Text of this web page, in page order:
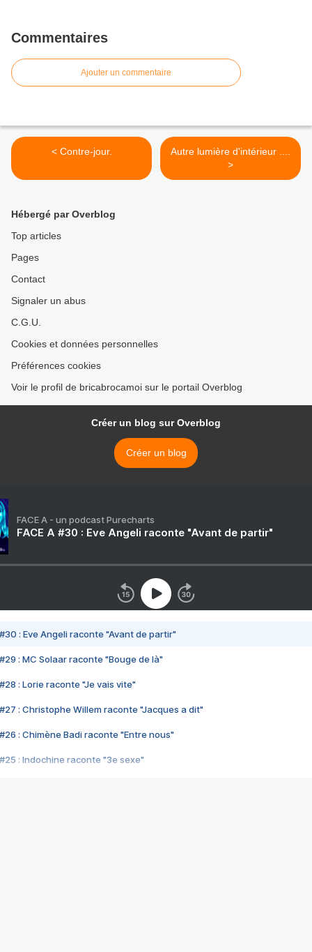
Commentaires
Ajouter un commentaire
< Contre-jour.
Autre lumière d'intérieur ....
>
Hébergé par Overblog
Top articles
Pages
Contact
Signaler un abus
C.G.U.
Cookies et données personnelles
Préférences cookies
Voir le profil de bricabrocamoi sur le portail Overblog
Créer un blog sur Overblog
Créer un blog
FACE A - un podcast Purecharts
FACE A #30 : Eve Angeli raconte "Avant de partir"
#30 : Eve Angeli raconte "Avant de partir"
#29 : MC Solaar raconte "Bouge de là"
#28 : Lorie raconte "Je vais vite"
#27 : Christophe Willem raconte "Jacques a dit"
#26 : Chimène Badi raconte "Entre nous"
#25 : Indochine raconte "3e sexe"